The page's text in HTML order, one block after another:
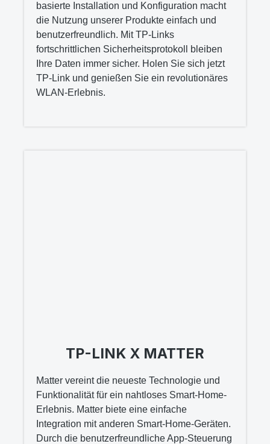
basierte Installation und Konfiguration macht
die Nutzung unserer Produkte einfach und
benutzerfreundlich. Mit TP-Links
fortschrittlichen Sicherheitsprotokoll bleiben
Ihre Daten immer sicher. Holen Sie sich jetzt
TP-Link und genießen Sie ein revolutionäres
WLAN-Erlebnis.
TP-LINK X MATTER
Matter vereint die neueste Technologie und
Funktionalität für ein nahtloses Smart-Home-
Erlebnis. Matter biete eine einfache
Integration mit anderen Smart-Home-Geräten.
Durch die benutzerfreundliche App-Steuerung